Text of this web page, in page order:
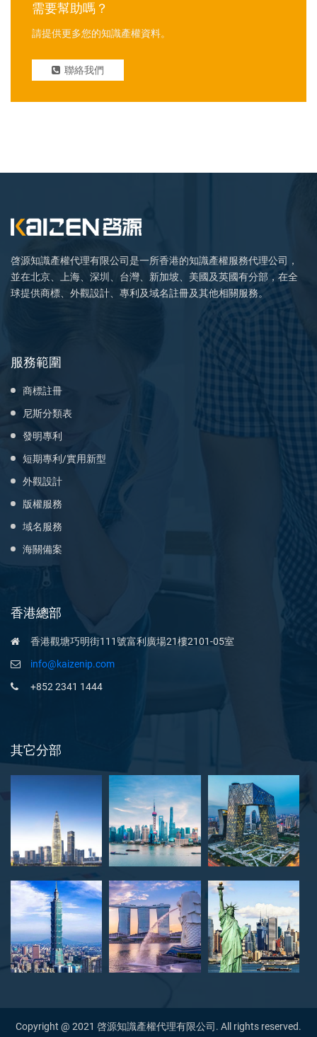
需要幫助嗎？
請提供更多您的知識產權資料。
聯絡我們
啓源知識產權代理有限公司是一所香港的知識產權服務代理公司，
並在北京、上海、深圳、台灣、新加坡、美國及英國有分部，在全
球提供商標、外觀設計、專利及域名註冊及其他相關服務。
服務範圍
商標註冊
尼斯分類表
發明專利
短期專利/實用新型
外觀設計
版權服務
域名服務
海關備案
香港總部
香港觀塘巧明街111號富利廣場21樓2101-05室
info@kaizenip.com
+852 2341 1444
其它分部
Copyright @ 2021 啓源知識產權代理有限公司. All rights reserved.